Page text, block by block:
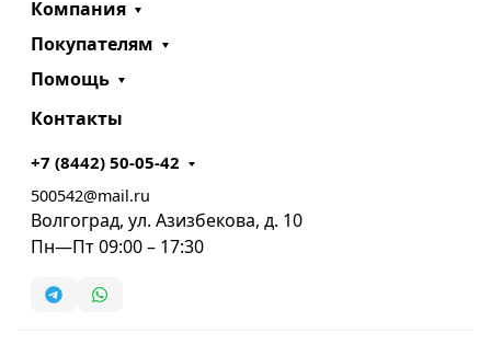
Компания
Покупателям
Помощь
Контакты
+7 (8442) 50-05-42
500542@mail.ru
Волгоград, ул. Азизбекова, д. 10
Пн—Пт 09:00 – 17:30